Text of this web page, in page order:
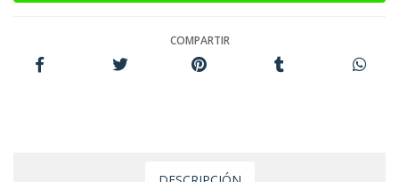
COMPARTIR